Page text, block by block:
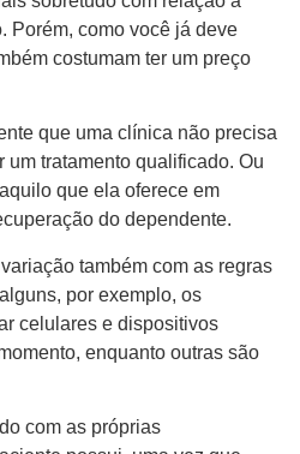
Porém, como você já deve
costumam ter um preço
que uma clínica não precisa
um tratamento qualificado. Ou
que ela oferece em
do dependente.
também com as regras
por exemplo, os
celulares e dispositivos
enquanto outras são
com as próprias